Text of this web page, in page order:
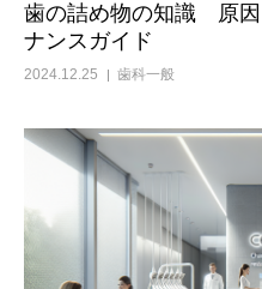
歯の詰め物の知識 原因
ナンスガイド
2024.12.25 歯科一般
診療案内
アクセス